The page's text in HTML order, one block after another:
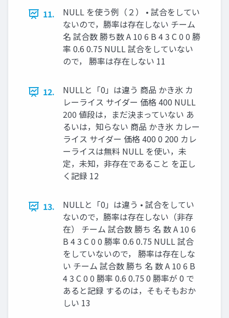
11.
NULL を使う例（２） • 試合をしてい
ないので，勝率は存在しない チーム
名 試合数 勝ち数 A 10 6 B 4 3 C 0 0 勝
率 0.6 0.75 NULL 試合をしていない
ので， 勝率は存在しない 11
12.
NULLと「0」は違う 商品 かき氷 カ
レーライス サイダー 価格 400 NULL
200 値段は，まだ決まっていない あ
るいは，知らない 商品 かき氷 カレー
ライス サイダー 価格 400 0 200 カレ
ーライスは無料 NULL を使い，未
定，未知，非存在であること を正し
く記録 12
13.
NULLと「0」は違う • 試合をしてい
ないので，勝率は存在しない（非存
在） チーム 試合数 勝ち 名 数 A 10 6
B 4 3 C 0 0 勝率 0.6 0.75 NULL 試合
をしていないので， 勝率は存在しな
い チーム 試合数 勝ち 名 数 A 10 6 B
4 3 C 0 0 勝率 0.6 0.75 0 勝率が 0 で
あると記録 するのは，そもそもおか
しい 13